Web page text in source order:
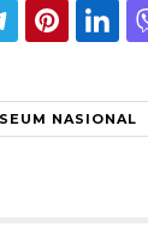
NASIONAL